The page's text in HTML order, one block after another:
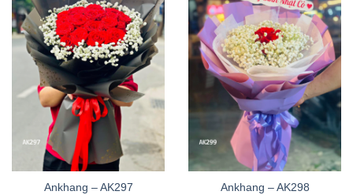
Ankhang – AK297
Ankhang – AK298